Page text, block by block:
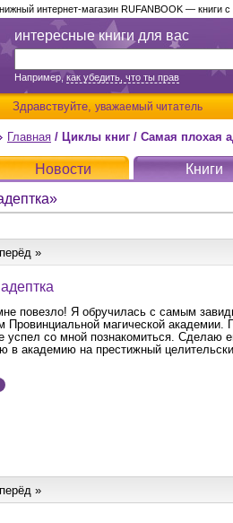
интересные книги для вас
Например,как убедить, что ты прав
Здравствуйте, уважаемый читатель
интернет-магазин RUFANBOOK — книги
Главная / Циклы книг / Самая плохая
Новости
Книги
»
повезло! Я обручилась с самым
Провинциальной магической академии.
успел со мной познакомиться. Сделаю
в академию на престижный
»